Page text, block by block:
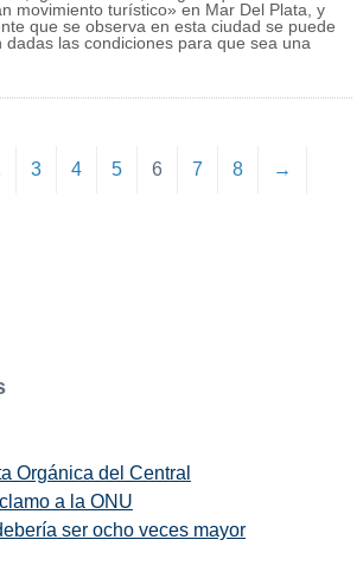
movimiento turístico» en Mar Del Plata, y
que se observa en esta ciudad se puede
dadas las condiciones para que sea una
3 4 5 6 7 8 →
Orgánica del Central
a la ONU
ser ocho veces mayor